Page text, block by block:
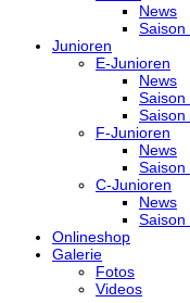
News
Saison
Junioren
E-Junioren
News
Saison
Saison
F-Junioren
News
Saison
C-Junioren
News
Saison
Onlineshop
Galerie
Fotos
Videos